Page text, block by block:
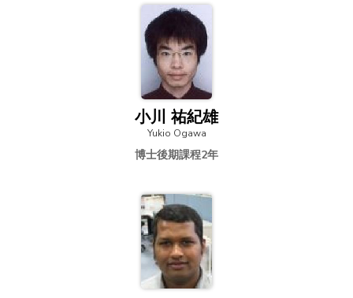
小川 祐紀雄
Yukio Ogawa
博士後期課程2年